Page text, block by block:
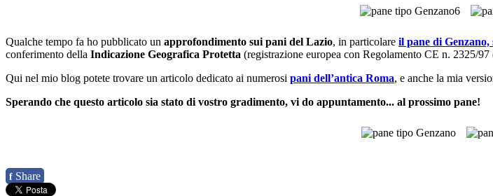
Qualche tempo fa ho pubblicato un approfondimento sui pani del Lazio, in particolare il pane di
conferimento della Indicazione Geografica Protetta (registrazione europea con Regolamento CE n. 2325/
Qui nel mio blog potete trovare un articolo dedicato ai numerosi pani dell’antica Roma, e anche la mia
Sperando che questo articolo sia stato di vostro gradimento, vi do appuntamento... al prossimo pane!
f Share